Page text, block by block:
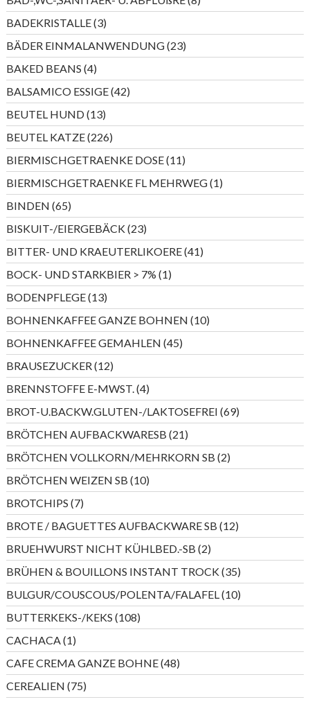
Produkte
BADEKRISTALLE 33
Produkte
BÄDER EINMALANWENDUNG 2323
Produkte
BAKED BEANS 44
Produkte
BALSAMICO ESSIGE 4242
Produkte
BEUTEL HUND 1313
Produkte
BEUTEL KATZE 226226
Produkte
BIERMISCHGETRAENKE DOSE 1111
Produkte
BIERMISCHGETRAENKE FL MEHRWEG 11
Produkt
BINDEN 6565
Produkte
BISKUIT-/EIERGEBÄCK 2323
Produkte
BITTER- UND KRAEUTERLIKOERE 4141
Produkte
BOCK- UND STARKBIER > 7% 11
Produkt
BODENPFLEGE 1313
Produkte
BOHNENKAFFEE GANZE BOHNEN 1010
Produkte
BOHNENKAFFEE GEMAHLEN 4545
Produkte
BRAUSEZUCKER 1212
Produkte
BRENNSTOFFE E-MWST. 44
Produkte
BROT-U.BACKW.GLUTEN-/LAKTOSEFREI 6969
Produkte
BRÖTCHEN AUFBACKWARESB 2121
Produkte
BRÖTCHEN VOLLKORN/MEHRKORN SB 22
Produkte
BRÖTCHEN WEIZEN SB 1010
Produkte
BROTCHIPS 77
Produkte
BROTE / BAGUETTES AUFBACKWARE SB 1212
Produkte
BRUEHWURST NICHT KÜHLBED.-SB 22
Produkte
BRÜHEN & BOUILLONS INSTANT TROCK 3535
Produkte
BULGUR/COUSCOUS/POLENTA/FALAFEL 1010
Produkte
BUTTERKEKS-/KEKS 108108
Produkte
CACHACA 11
Produkt
CAFE CREMA GANZE BOHNE 4848
Produkte
CEREALIEN 7575
Produkte